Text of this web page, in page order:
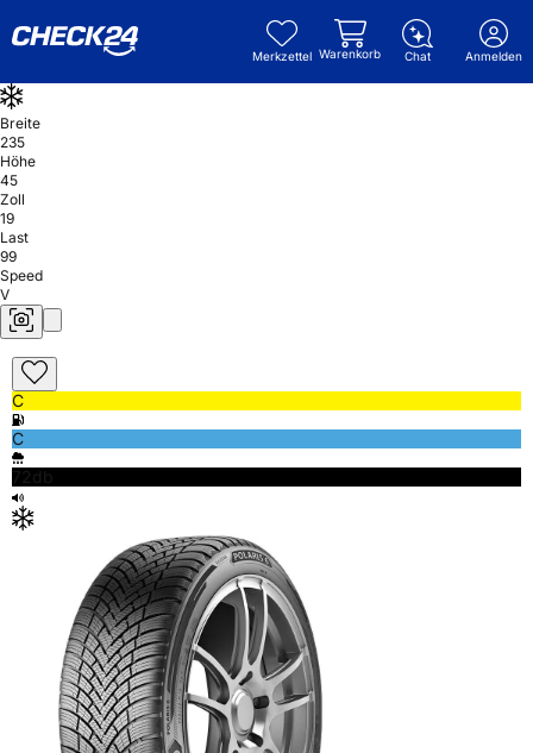
Merkzettel Warenkorb Chat Anmelden
Breite
235
Höhe
45
Zoll
19
Last
99
Speed
V
C
C
72db